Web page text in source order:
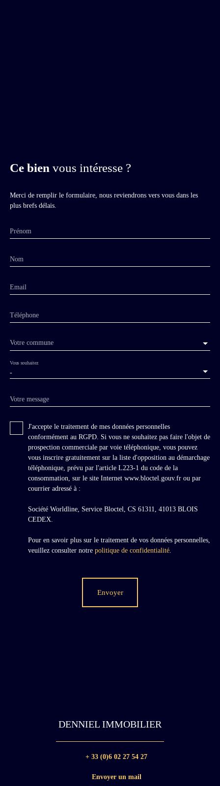
Ce bien vous intéresse ?
Merci de remplir le formulaire, nous reviendrons vers vous dans les
plus brefs délais.
Prénom
Nom
Email
Téléphone
Votre commune
-
Vous souhaitez
Votre message
J'accepte le traitement de mes données personnelles
conformément au RGPD. Si vous ne souhaitez pas faire l'objet de
prospection commerciale par voie téléphonique, vous pouvez
vous inscrire gratuitement sur la liste d'opposition au démarchage
téléphonique, prévu par l'article L223-1 du code de la
consommation, sur le site Internet www.bloctel.gouv.fr ou par
courrier adressé à :
Société Worldline, Service Bloctel, CS 61311, 41013 BLOIS
CEDEX.
Pour en savoir plus sur le traitement de vos données personnelles,
veuillez consulter notre politique de confidentialité
Envoyer
DENNIEL IMMOBILIER
+ 33 (0)6 02 27 54 27
Envoyer un mail